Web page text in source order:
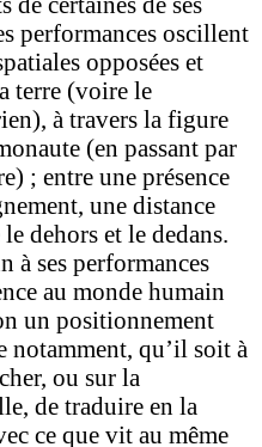
performances oscillent
opposées et
terre (voire le
à travers la figure
(en passant par
; entre une présence
une distance
dehors et le dedans.
à ses performances
au monde humain
un positionnement
notamment, qu’il soit à
ou sur la
de traduire en la
ce que vit au même